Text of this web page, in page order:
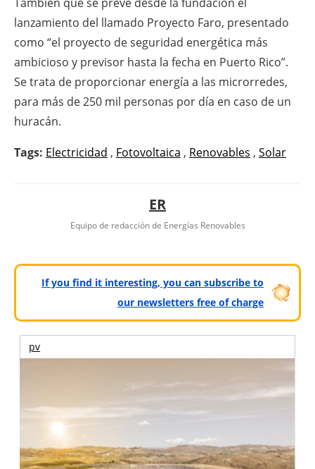
lanzamiento del llamado Proyecto Faro, presentado
como “el proyecto de seguridad energética más
ambicioso y previsor hasta la fecha en Puerto Rico”.
Se trata de proporcionar energía a las microrredes,
para más de 250 mil personas por día en caso de un
huracán.
Tags: Electricidad , Fotovoltaica , Renovables , Solar
ER
Equipo de redacción de Energías Renovables
If you find it interesting, you can subscribe to
our newsletters free of charge
pv